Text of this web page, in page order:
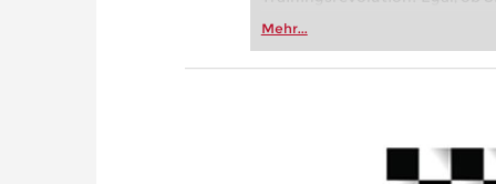
Vereinsschachs machen oder
zuvor.
Mehr...